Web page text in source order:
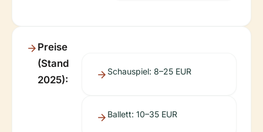
Preise
(Stand
2025):
Schauspiel: 8–25 EUR
Ballett: 10–35 EUR